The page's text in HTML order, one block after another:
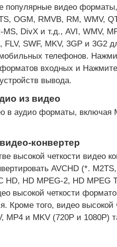
популярные видео форматы,
OGM, RMVB, RM, WMV,
MS, DivX и т.д., AVI, WMV,
FLV, SWF, MKV, 3GP и 3G2
телефонов.
входных и Нажмите
вывода.
из видео
в аудио форматы, включая
конвертер
высокой четкости видео
AVCHD (*.
HD, HD MPEG-2, HD MPEG
высокой четкости
Кроме того, видео
MP4 и MKV (720P и 1080P)